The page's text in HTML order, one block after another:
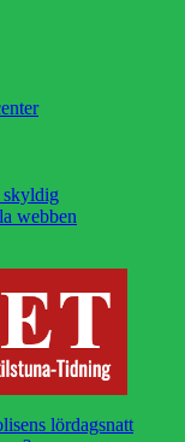
skyldig
webben
lördagsnatt